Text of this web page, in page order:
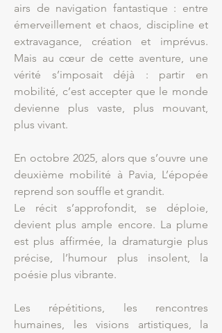
airs de navigation fantastique : entre
émerveillement et chaos, discipline et
extravagance, création et imprévus.
Mais au cœur de cette aventure, une
vérité s’imposait déjà : partir en
mobilité, c’est accepter que le monde
devienne plus vaste, plus mouvant,
plus vivant.
En octobre 2025, alors que s’ouvre une
deuxième mobilité à Pavia, L’épopée
reprend son souffle et grandit.
Le récit s’approfondit, se déploie,
devient plus ample encore. La plume
est plus affirmée, la dramaturgie plus
précise, l’humour plus insolent, la
poésie plus vibrante.
Les répétitions, les rencontres
humaines, les visions artistiques, la